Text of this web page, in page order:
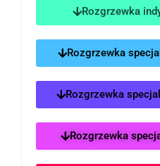
Rozgrzewka
Rozgrzewka
Rozgrzewka
Rozgrzewka